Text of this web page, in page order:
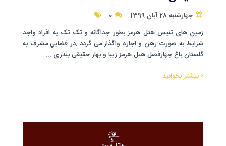
چهارشنبه 28 آبان 1399
زمین های تنیس هتل هرمز بطور جداگانه و تک تک به افراد واجد
شرایط به صورت رهن و اجاره واگذار می گردد .در فضايي مشرف به
گلستان باغ چهارفصل هتل هرمز زیبا و بهار حقیقی بندری ...
بیشتر بخوانید